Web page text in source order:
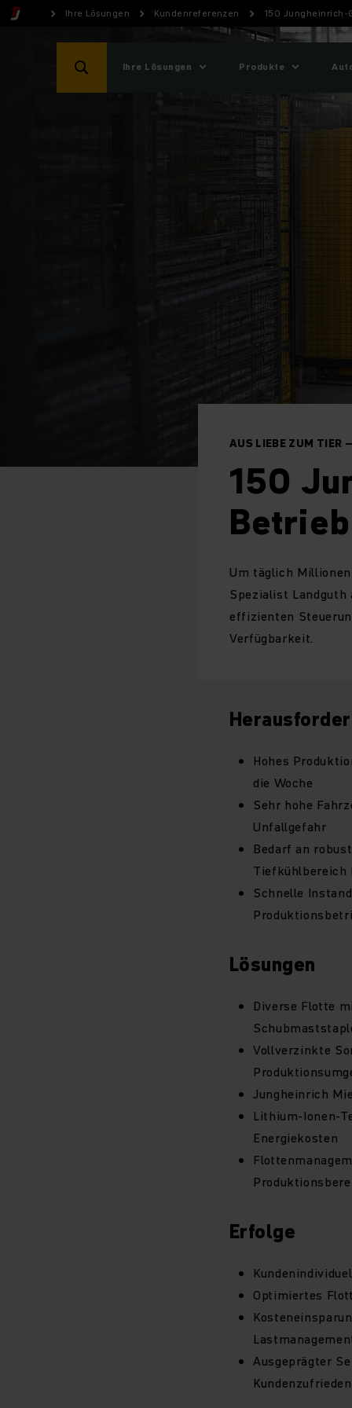
Ihre Lösungen Kundenreferenzen 150
Ihre Lösungen Produkte
AUS LIEBE ZUM TIER
150
Um täglich
Spezialist Landguth
effizienten
Verfügbarkeit.
Hohes
die Woche
Sehr hohe
Unfallgefahr
Bedarf an
Tiefkühlbereich
Schnelle
Lösungen
Diverse Flotte
Vollverzinkte
Jungheinrich
Lithium-Ionen-
Energiekosten
Erfolge
Optimiertes
Ausgeprägter